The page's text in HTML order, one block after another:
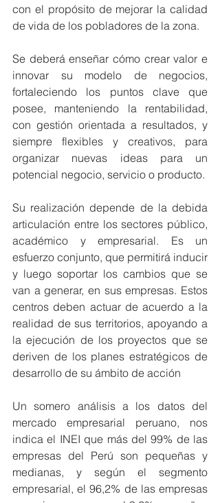
con el propósito de mejorar la calidad
de vida de los pobladores de la zona.
Se deberá enseñar cómo crear valor e
innovar su modelo de negocios,
fortaleciendo los puntos clave que
posee, manteniendo la rentabilidad,
con gestión orientada a resultados, y
siempre flexibles y creativos, para
organizar nuevas ideas para un
potencial negocio, servicio o producto.
Su realización depende de la debida
articulación entre los sectores público,
académico y empresarial. Es un
esfuerzo conjunto, que permitirá inducir
y luego soportar los cambios que se
van a generar, en sus empresas. Estos
centros deben actuar de acuerdo a la
realidad de sus territorios, apoyando a
la ejecución de los proyectos que se
deriven de los planes estratégicos de
desarrollo de su ámbito de acción
Un somero análisis a los datos del
mercado empresarial peruano, nos
indica el INEI que más del 99% de las
empresas del Perú son pequeñas y
medianas, y según el segmento
empresarial, el 96,2% de las empresas